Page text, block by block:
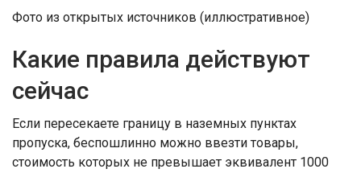
Фото из открытых источников (иллюстративное)
Какие правила действуют
сейчас
Если пересекаете границу в наземных пунктах
пропуска, беспошлинно можно ввезти товары,
стоимость которых не превышает эквивалент 1000